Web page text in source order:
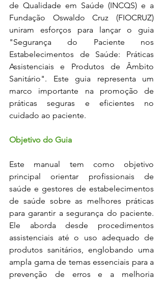
de Qualidade em Saúde (INCQS) e a
Fundação Oswaldo Cruz (FIOCRUZ)
uniram esforços para lançar o guia
"Segurança do Paciente nos
Estabelecimentos de Saúde: Práticas
Assistenciais e Produtos de Âmbito
Sanitário". Este guia representa um
marco importante na promoção de
práticas seguras e eficientes no
cuidado ao paciente.
Objetivo do Guia
Este manual tem como objetivo
principal orientar profissionais de
saúde e gestores de estabelecimentos
de saúde sobre as melhores práticas
para garantir a segurança do paciente.
Ele aborda desde procedimentos
assistenciais até o uso adequado de
produtos sanitários, englobando uma
ampla gama de temas essenciais para a
prevenção de erros e a melhoria